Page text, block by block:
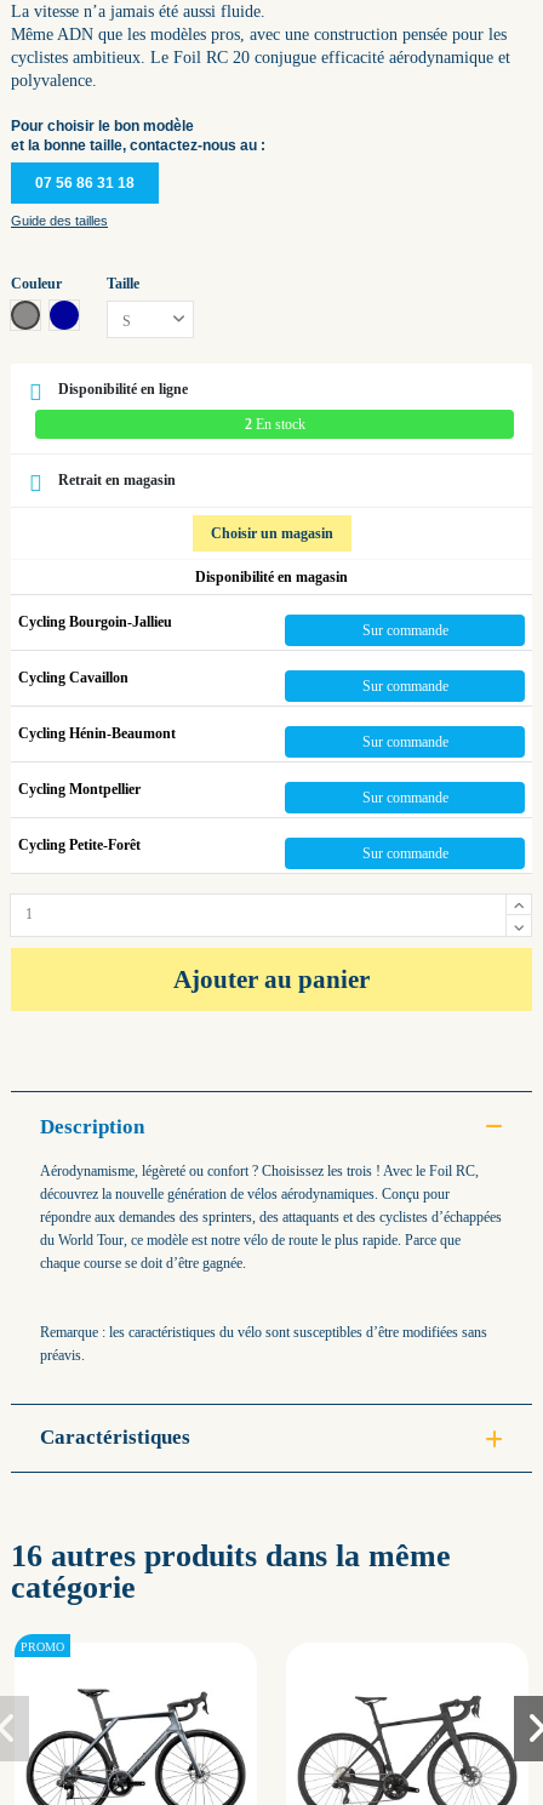
La vitesse n’a jamais été aussi fluide.
Même ADN que les modèles pros, avec une construction pensée pour les
cyclistes ambitieux. Le Foil RC 20 conjugue efficacité aérodynamique et
polyvalence.
Pour choisir le bon modèle
et la bonne taille, contactez-nous au :
07 56 86 31 18
Guide des tailles
Couleur
carbon greygelato blue/carbon black
Taille
Disponibilité en ligne
2En stock
Retrait en magasin
Choisir un magasin
Disponibilité en magasin
Cycling Bourgoin-Jallieu Sur commande
Cycling Cavaillon Sur commande
Cycling Hénin-Beaumont Sur commande
Cycling Montpellier Sur commande
Cycling Petite-Forêt Sur commande
Ajouter au panier
Description
Aérodynamisme, légèreté ou confort ? Choisissez les trois ! Avec le Foil RC,
découvrez la nouvelle génération de vélos aérodynamiques. Conçu pour
répondre aux demandes des sprinters, des attaquants et des cyclistes d’échappées
du World Tour, ce modèle est notre vélo de route le plus rapide. Parce que
chaque course se doit d’être gagnée.
Remarque : les caractéristiques du vélo sont susceptibles d’être modifiées sans
préavis.
Caractéristiques
16 autres produits dans la même
catégorie